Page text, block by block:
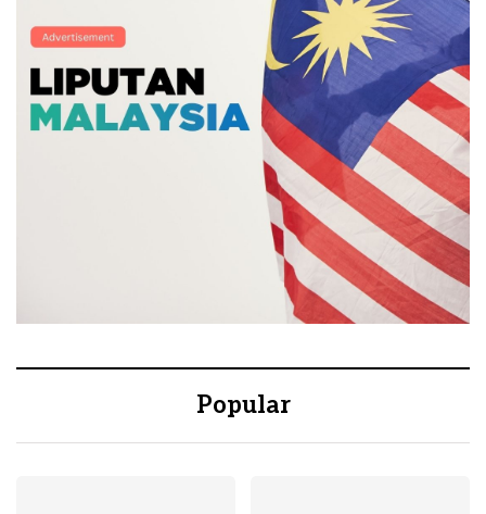
Popular